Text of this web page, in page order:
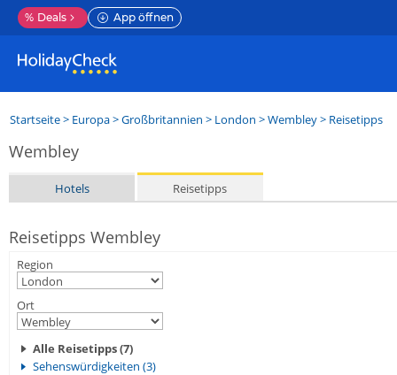
% Deals App öffnen
Startseite> Europa>Großbritannien > London >Wembley> Reisetipps
Wembley
Hotels Reisetipps
Reisetipps Wembley
Region
Ort
Alle Reisetipps (7)
Sehenswürdigkeiten (3)